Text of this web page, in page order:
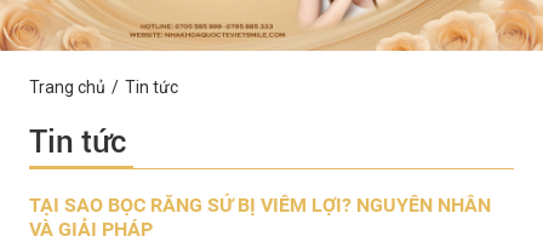
Trang chủ Tin tức
Tin tức
TẠI SAO BỌC RĂNG SỨ BỊ VIÊM LỢI? NGUYÊN NHÂN
VÀ GIẢI PHÁP